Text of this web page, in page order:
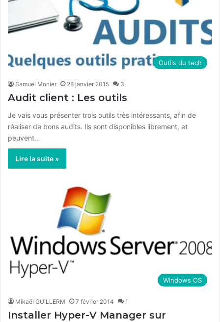
Outils du tech
Samuel Monier 28 janvier 2015 3
Audit client : Les outils
Je vais vous présenter trois outils très intéressants, afin de
réaliser de bons audits. Ils sont disponibles librement, et
peuvent…
Lire la suite »
Windows OS
Mikaël GUILLERM 7 février 2014 1
Installer Hyper-V Manager sur